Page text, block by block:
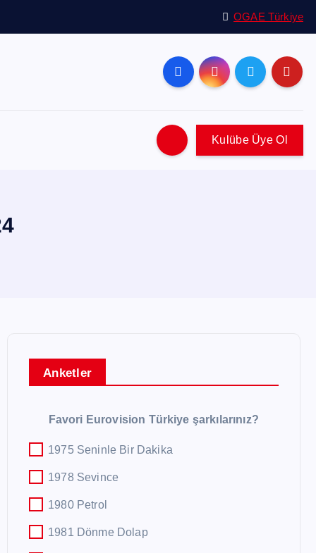
OGAE Türkiye
Kulübe Üye Ol
Anketler
Favori Eurovision Türkiye şarkılarınız?
1975 Seninle Bir Dakika
1978 Sevince
1980 Petrol
1981 Dönme Dolap